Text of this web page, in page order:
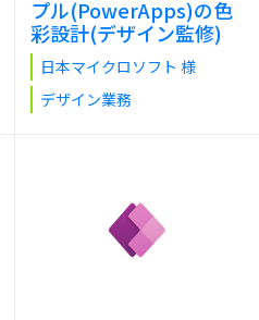
プル(PowerApps)の色
彩設計(デザイン監修)
日本マイクロソフト 様
デザイン業務